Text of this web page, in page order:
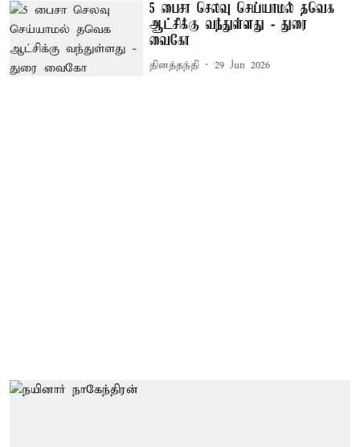
5 பைசா செலவு செய்யாமல் தவெக
ஆட்சிக்கு வந்துள்ளது - துரை
வைகோ
தினத்தந்தி 29 Jun 2026